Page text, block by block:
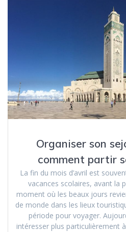
Organiser son
comment partir
La fin du mois d’avril est
vacances scolaires, avant la
moment où les beaux jours
de monde dans les lieux
période pour voyager.
intéresser plus particulièrement